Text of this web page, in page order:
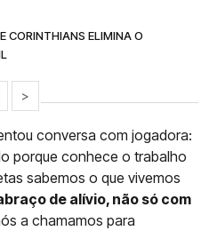
CORINTHIANS ELIMINA O
>
conversa com jogadora:
porque conhece o trabalho
sabemos o que vivemos
de alívio, não só com
a chamamos para